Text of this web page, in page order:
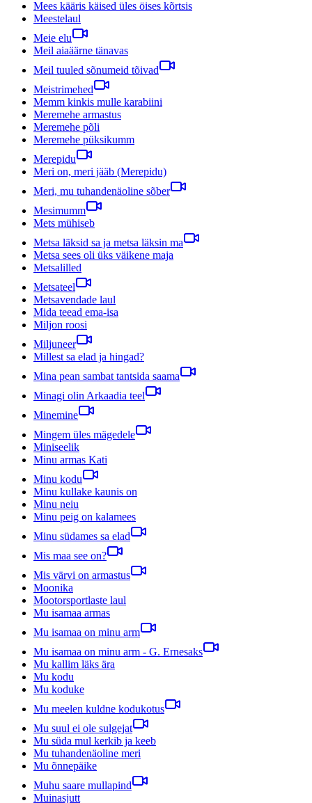
Mees kääris käised üles öises kõrtsis
Meestelaul
Meie elu
Meil aiaäärne tänavas
Meil tuuled sõnumeid tõivad
Meistrimehed
Memm kinkis mulle karabiini
Meremehe armastus
Meremehe põli
Meremehe püksikumm
Merepidu
Meri on, meri jääb (Merepidu)
Meri, mu tuhandenäoline sõber
Mesimumm
Mets mühiseb
Metsa läksid sa ja metsa läksin ma
Metsa sees oli üks väikene maja
Metsalilled
Metsateel
Metsavendade laul
Mida teead ema-isa
Miljon roosi
Miljuneer
Millest sa elad ja hingad?
Mina pean sambat tantsida saama
Minagi olin Arkaadia teel
Minemine
Mingem üles mägedele
Miniseelik
Minu armas Kati
Minu kodu
Minu kullake kaunis on
Minu neiu
Minu peig on kalamees
Minu südames sa elad
Mis maa see on?
Mis värvi on armastus
Moonika
Mootorsportlaste laul
Mu isamaa armas
Mu isamaa on minu arm
Mu isamaa on minu arm - G. Ernesaks
Mu kallim läks ära
Mu kodu
Mu koduke
Mu meelen kuldne kodukotus
Mu suul ei ole sulgejat
Mu süda mul kerkib ja keeb
Mu tuhandenäoline meri
Mu õnnepäike
Muhu saare mullapind
Muinasjutt